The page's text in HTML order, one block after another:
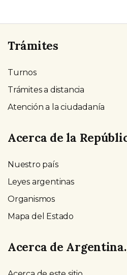
Trámites
Turnos
Trámites a distancia
Atención a la ciudadanía
Acerca de la
Nuestro país
Leyes argentinas
Organismos
Mapa del Estado
Acerca de